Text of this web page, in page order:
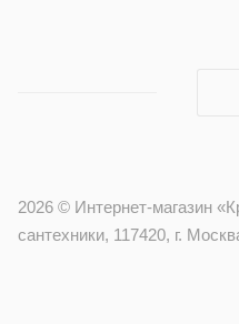
2026 © Интернет-магазин
сантехники, 117420, г.